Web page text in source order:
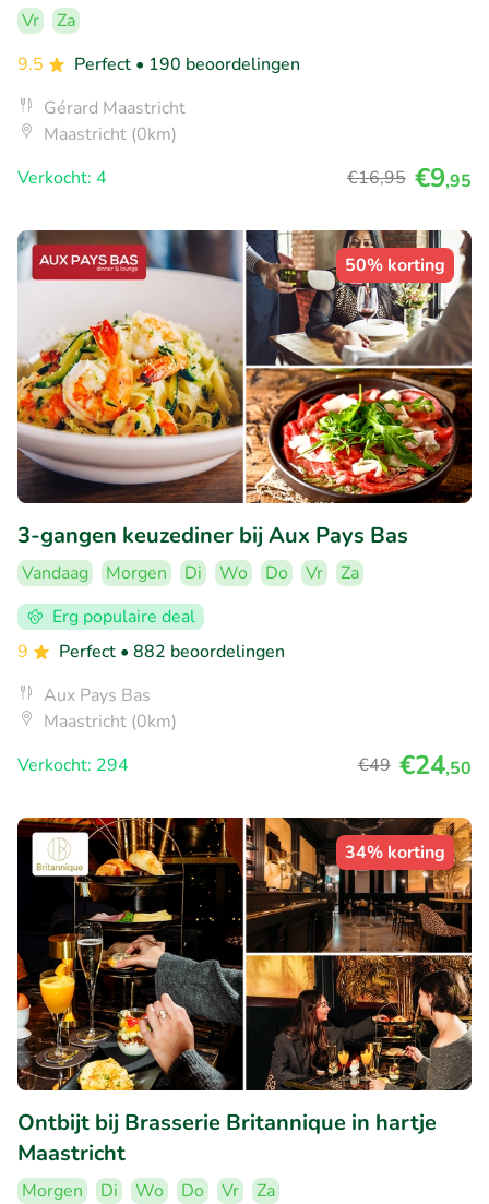
Vr
Za
9.5
Perfect • 190 beoordelingen
Gérard Maastricht
Maastricht (0km)
Verkocht: 4
€16,95 €9,95
50% korting
3-gangen keuzediner bij Aux Pays Bas
Vandaag Morgen Di Wo Do Vr
Za
Erg populaire deal
9
Perfect • 882 beoordelingen
Aux Pays Bas
Maastricht (0km)
Verkocht: 294
€49 €24,50
34% korting
Ontbijt bij Brasserie Britannique in hartje
Maastricht
Morgen Di Wo Do Vr Za